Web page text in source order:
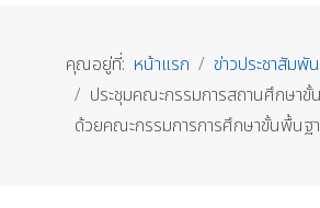
คุณอยู่ที่: หน้าแรก ข่าวประชาสัมพั
ประชุมคณะกรรมการสถานศึกษา
ด้วยคณะกรรมการการศึกษาขั้นพื้นฐา